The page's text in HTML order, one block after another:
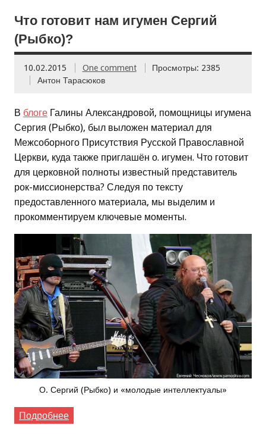
Что готовит нам игумен Сергий
(Рыбко)?
10.02.2015 One comment
Просмотры: 2385
Антон Тарасюков
В блоге Галины Александровой, помощницы игумена
Сергия (Рыбко), был выложен материал для
Межсоборного Присутствия Русской Православной
Церкви, куда также приглашён о. игумен. Что готовит
для церковной полноты известный представитель
рок-миссионерства? Следуя по тексту
предоставленного материала, мы выделим и
прокомментируем ключевые моменты.
О. Сергий (Рыбко) и «молодые интеллектуалы»
Подробнее